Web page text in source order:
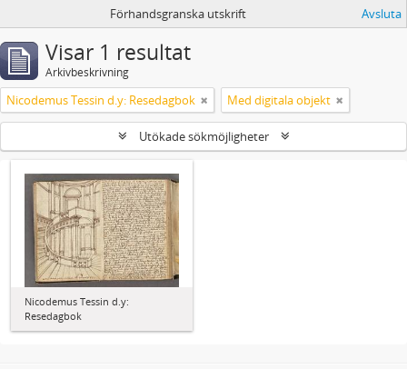
Förhandsgranska utskrift Avsluta
Visar 1 resultat
Arkivbeskrivning
Nicodemus Tessin d.y: Resedagbok Med digitala objekt
Utökade sökmöjligheter
Nicodemus Tessin d.y:
Resedagbok